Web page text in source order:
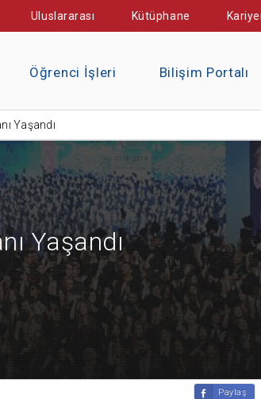
Uluslararası Kütüphane
Öğrenci İşleri Bilişim Portalı
Yaşandı
Yaşandı
Paylaş